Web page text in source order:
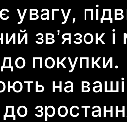
увагу,
зв’язок і
на ваші